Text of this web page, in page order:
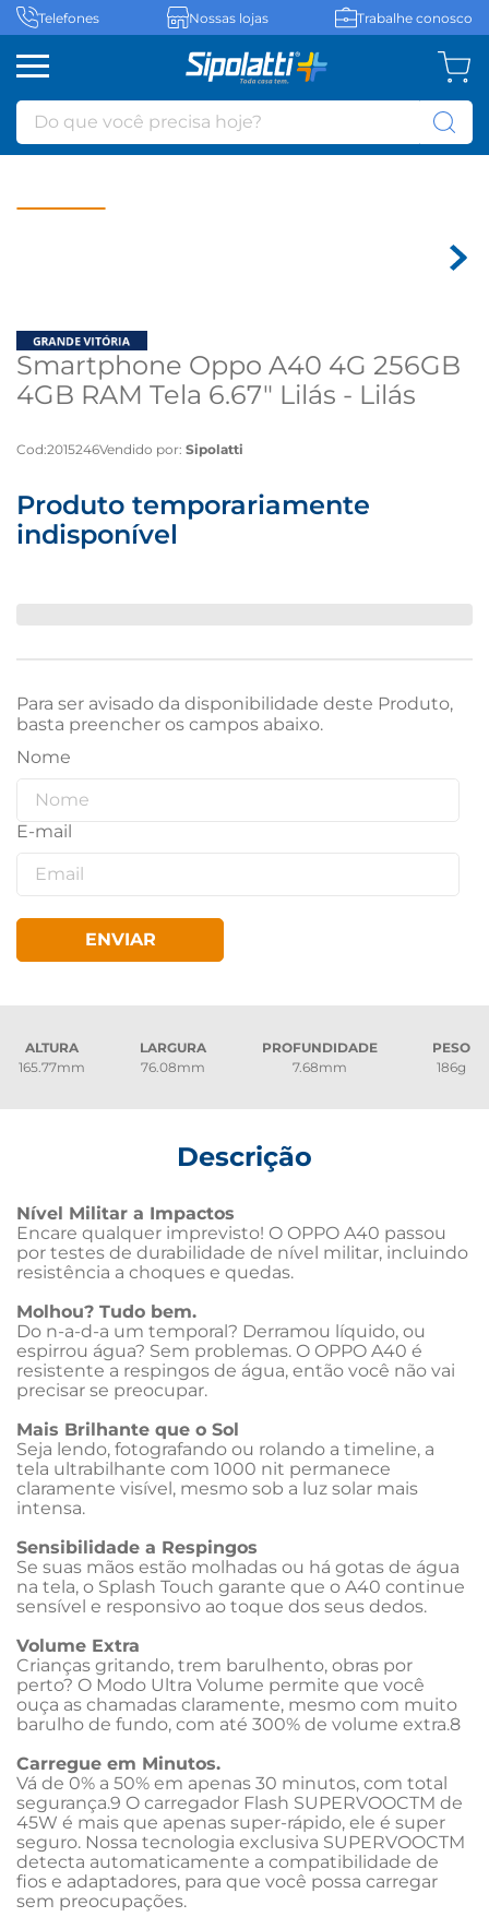
Telefones Nossas lojas Trabalhe conosco
Do que você precisa hoje?
Smartphone Oppo A40 4G 256GB
4GB RAM Tela 6.67" Lilás - Lilás
Cod:2015246Vendido por: Sipolatti
Produto temporariamente
indisponível
Para ser avisado da disponibilidade deste Produto,
basta preencher os campos abaixo.
ENVIAR
ALTURA
165.77mm
LARGURA
76.08mm
PROFUNDIDADE
7.68mm
PESO
186g
Descrição
Nível Militar a Impactos
Encare qualquer imprevisto! O OPPO A40 passou
por testes de durabilidade de nível militar, incluindo
resistência a choques e quedas.
Molhou? Tudo bem.
Do n-a-d-a um temporal? Derramou líquido, ou
espirrou água? Sem problemas. O OPPO A40 é
resistente a respingos de água, então você não vai
precisar se preocupar.
Mais Brilhante que o Sol
Seja lendo, fotografando ou rolando a timeline, a
tela ultrabilhante com 1000 nit permanece
claramente visível, mesmo sob a luz solar mais
intensa.
Sensibilidade a Respingos
Se suas mãos estão molhadas ou há gotas de água
na tela, o Splash Touch garante que o A40 continue
sensível e responsivo ao toque dos seus dedos.
Volume Extra
Crianças gritando, trem barulhento, obras por
perto? O Modo Ultra Volume permite que você
ouça as chamadas claramente, mesmo com muito
barulho de fundo, com até 300% de volume extra.8
Carregue em Minutos.
Vá de 0% a 50% em apenas 30 minutos, com total
segurança.9 O carregador Flash SUPERVOOCTM de
45W é mais que apenas super-rápido, ele é super
seguro. Nossa tecnologia exclusiva SUPERVOOCTM
detecta automaticamente a compatibilidade de
fios e adaptadores, para que você possa carregar
sem preocupações.